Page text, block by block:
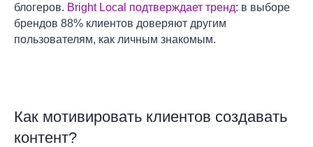
блогеров. Bright Local подтверждает тренд: в выборе
брендов 88% клиентов доверяют другим
пользователям, как личным знакомым.
Как мотивировать клиентов создавать
контент?